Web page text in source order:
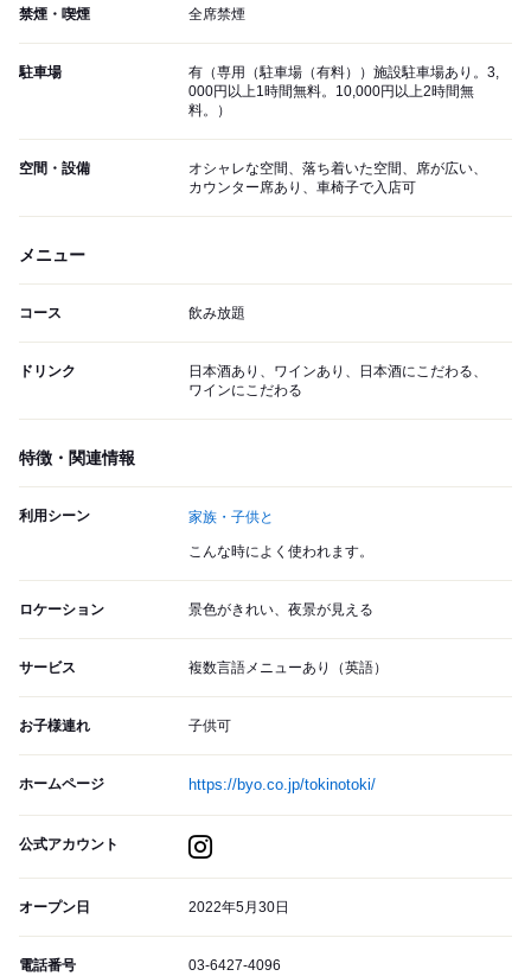
禁煙・喫煙 全席禁煙
駐車場
有（専用（駐車場（有料））施設駐車場あり。3,
000円以上1時間無料。10,000円以上2時間無
料。）
空間・設備
オシャレな空間、落ち着いた空間、席が広い、
カウンター席あり、車椅子で入店可
メニュー
コース 飲み放題
ドリンク
日本酒あり、ワインあり、日本酒にこだわる、
ワインにこだわる
特徴・関連情報
利用シーン 家族・子供と
こんな時によく使われます。
ロケーション 景色がきれい、夜景が見える
サービス 複数言語メニューあり（英語）
お子様連れ 子供可
ホームページ https://byo.co.jp/tokinotoki/
公式アカウント
オープン日 2022年5月30日
電話番号 03-6427-4096